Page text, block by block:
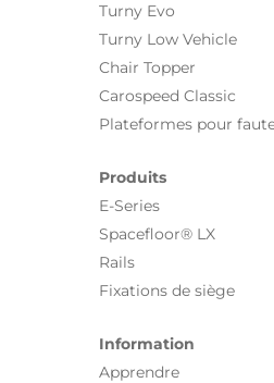
Turny Evo
Turny Low Vehicle
Chair Topper
Carospeed Classic
Plateformes pour
Produits
E-Series
Spacefloor® LX
Rails
Fixations de siège
Information
Apprendre